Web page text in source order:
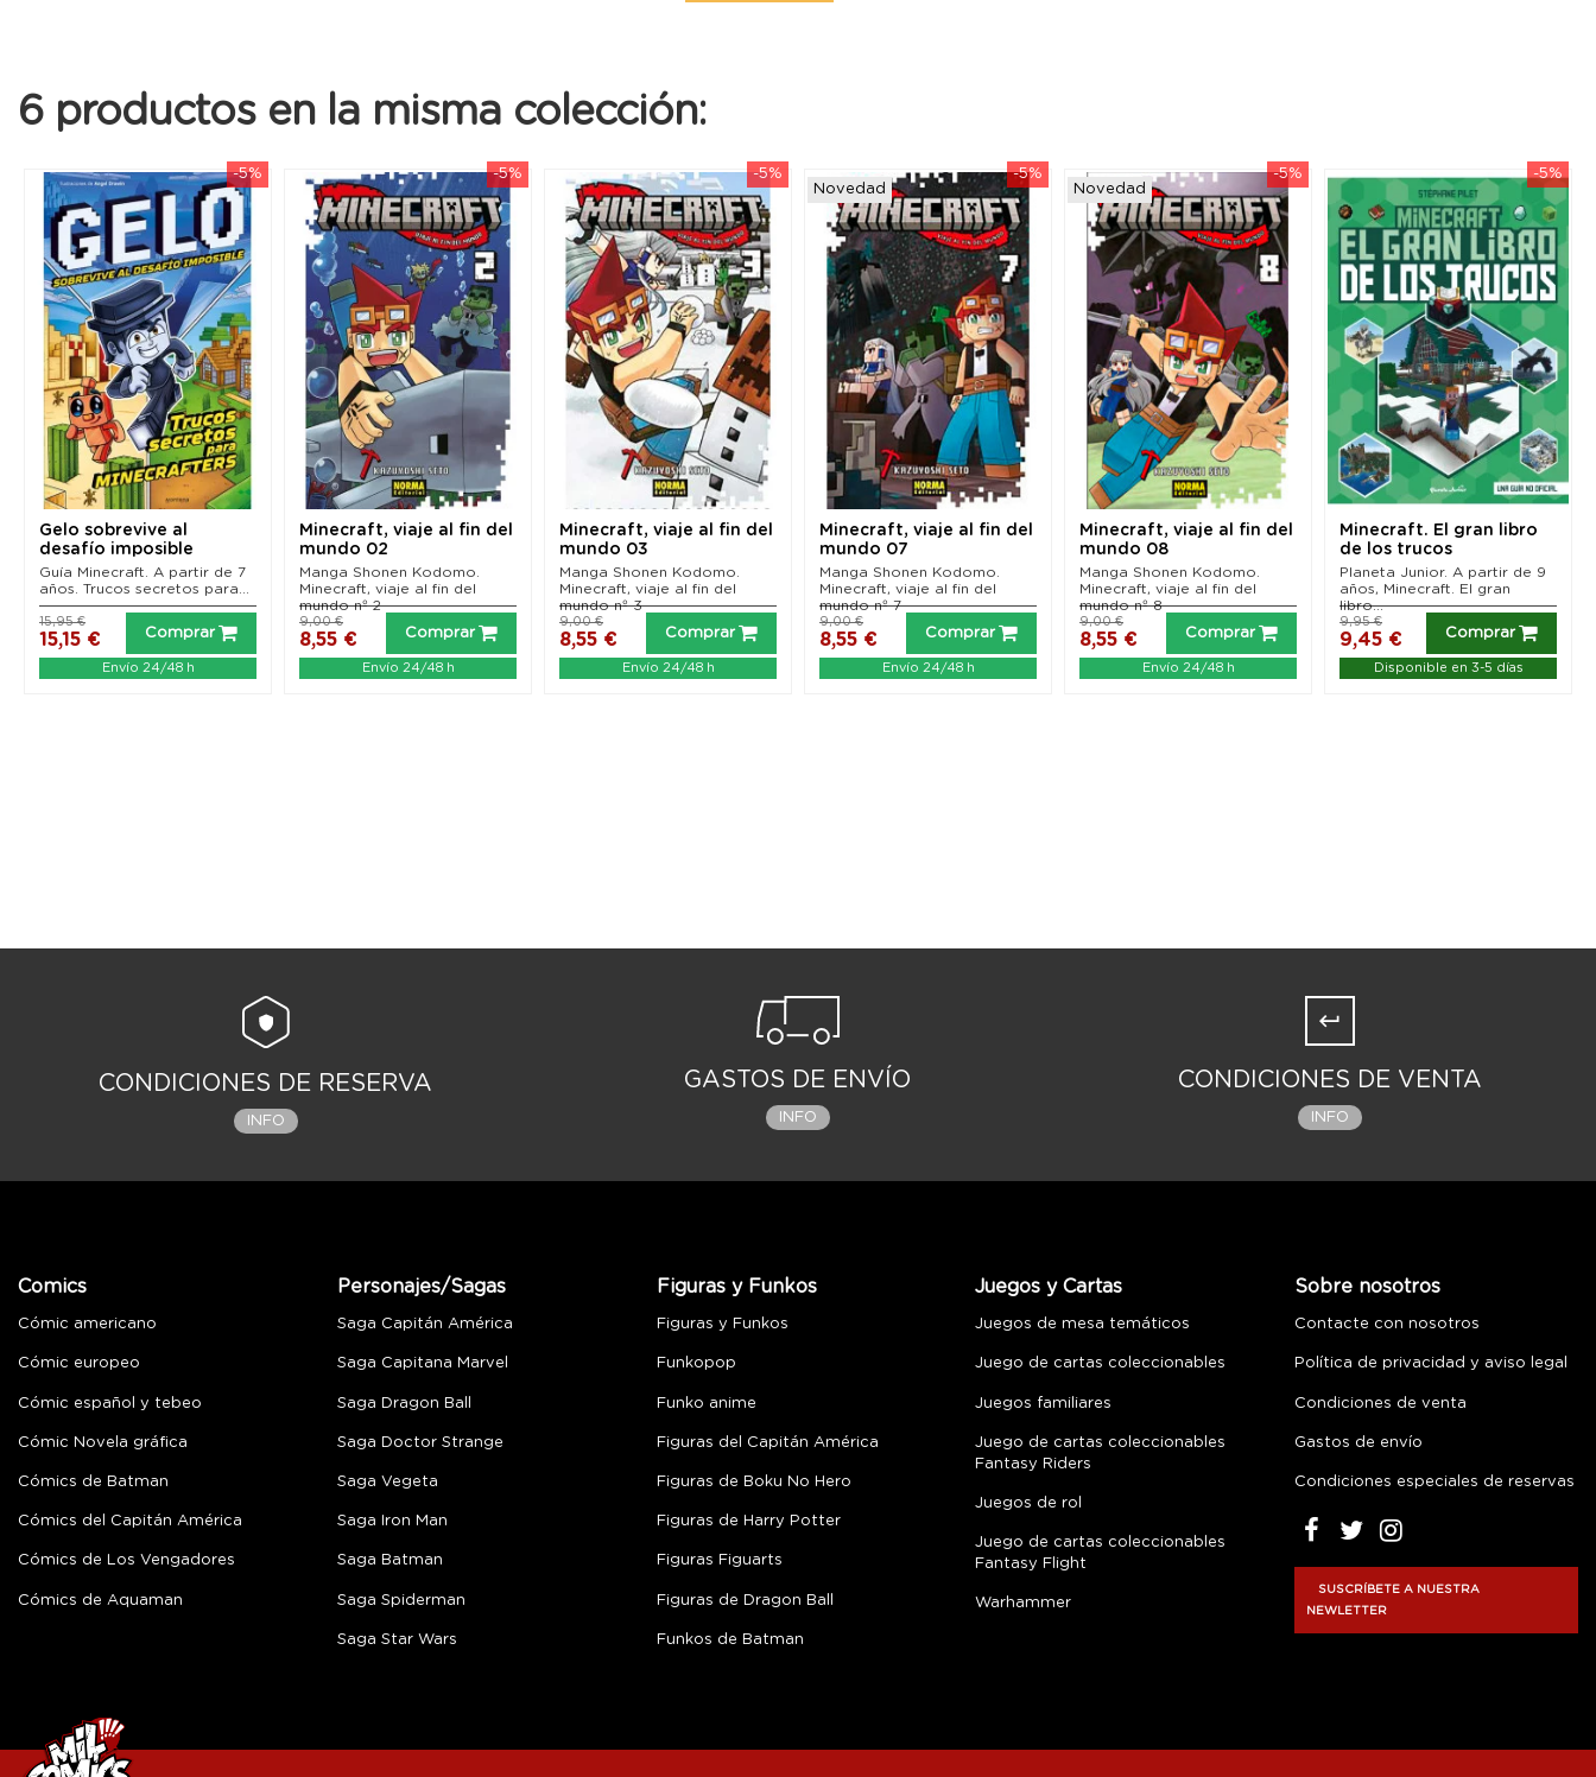
6 productos en la misma colección:
-5%
Gelo sobrevive al
desafío imposible
Guía Minecraft. A partir de 7
años. Trucos secretos para...
15,15 €
15,95 €
Comprar
Envío 24/48 h
-5%
Minecraft, viaje al fin del
mundo 02
Manga Shonen Kodomo.
Minecraft, viaje al fin del
mundo nº 2
8,55 €
9,00 €
Comprar
Envío 24/48 h
-5%
Minecraft, viaje al fin del
mundo 03
Manga Shonen Kodomo.
Minecraft, viaje al fin del
mundo nº 3
8,55 €
9,00 €
Comprar
Envío 24/48 h
-5%
Novedad
Minecraft, viaje al fin del
mundo 07
Manga Shonen Kodomo.
Minecraft, viaje al fin del
mundo nº 7
8,55 €
9,00 €
Comprar
Envío 24/48 h
-5%
Novedad
Minecraft, viaje al fin del
mundo 08
Manga Shonen Kodomo.
Minecraft, viaje al fin del
mundo nº 8
8,55 €
9,00 €
Comprar
Envío 24/48 h
-5%
Minecraft. El gran libro
de los trucos
Planeta Junior. A partir de 9
años, Minecraft. El gran
libro...
9,45 €
9,95 €
Comprar
Disponible en 3-5 días
CONDICIONES DE RESERVA
INFO
GASTOS DE ENVÍO
INFO
CONDICIONES DE VENTA
INFO
Comics
Cómic americano
Cómic europeo
Cómic español y tebeo
Cómic Novela gráfica
Cómics de Batman
Cómics del Capitán América
Cómics de Los Vengadores
Cómics de Aquaman
Personajes/Sagas
Saga Capitán América
Saga Capitana Marvel
Saga Dragon Ball
Saga Doctor Strange
Saga Vegeta
Saga Iron Man
Saga Batman
Saga Spiderman
Saga Star Wars
Figuras y Funkos
Figuras y Funkos
Funkopop
Funko anime
Figuras del Capitán América
Figuras de Boku No Hero
Figuras de Harry Potter
Figuras Figuarts
Figuras de Dragon Ball
Funkos de Batman
Juegos y Cartas
Juegos de mesa temáticos
Juego de cartas coleccionables
Juegos familiares
Juego de cartas coleccionables
Fantasy Riders
Juegos de rol
Juego de cartas coleccionables
Fantasy Flight
Warhammer
Sobre nosotros
Contacte con nosotros
Política de privacidad y aviso legal
Condiciones de venta
Gastos de envío
Condiciones especiales de reservas
SUSCRÍBETE A NUESTRA
NEWLETTER